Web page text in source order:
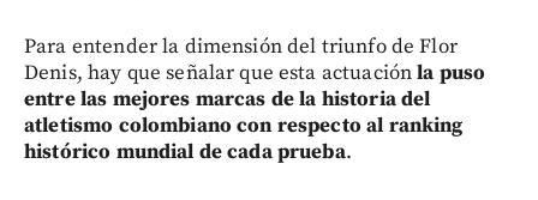
Para entender la dimensión del triunfo de Flor
Denis, hay que señalar que esta actuaciónla puso
entre las mejores marcas de la historia del
atletismo colombiano con respecto al ranking
histórico mundial de cada prueba.